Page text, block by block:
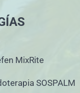
MixRite
SOSPALM